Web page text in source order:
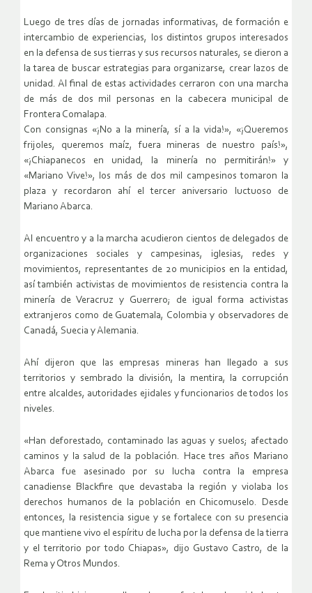
Luego de tres días de jornadas informativas, de formación e
intercambio de experiencias, los distintos grupos interesados
en la defensa de sus tierras y sus recursos naturales, se dieron a
la tarea de buscar estrategias para organizarse, crear lazos de
unidad. Al final de estas actividades cerraron con una marcha
de más de dos mil personas en la cabecera municipal de
Frontera Comalapa.
Con consignas «¡No a la minería, sí a la vida!», «¡Queremos
frijoles, queremos maíz, fuera mineras de nuestro país!»,
«¡Chiapanecos en unidad, la minería no permitirán!» y
«Mariano Vive!», los más de dos mil campesinos tomaron la
plaza y recordaron ahí el tercer aniversario luctuoso de
Mariano Abarca.
Al encuentro y a la marcha acudieron cientos de delegados de
organizaciones sociales y campesinas, iglesias, redes y
movimientos, representantes de 20 municipios en la entidad,
así también activistas de movimientos de resistencia contra la
minería de Veracruz y Guerrero; de igual forma activistas
extranjeros como de Guatemala, Colombia y observadores de
Canadá, Suecia y Alemania.
Ahí dijeron que las empresas mineras han llegado a sus
territorios y sembrado la división, la mentira, la corrupción
entre alcaldes, autoridades ejidales y funcionarios de todos los
niveles.
«Han deforestado, contaminado las aguas y suelos; afectado
caminos y la salud de la población. Hace tres años Mariano
Abarca fue asesinado por su lucha contra la empresa
canadiense Blackfire que devastaba la región y violaba los
derechos humanos de la población en Chicomuselo. Desde
entonces, la resistencia sigue y se fortalece con su presencia
que mantiene vivo el espíritu de lucha por la defensa de la tierra
y el territorio por todo Chiapas», dijo Gustavo Castro, de la
Rema y Otros Mundos.